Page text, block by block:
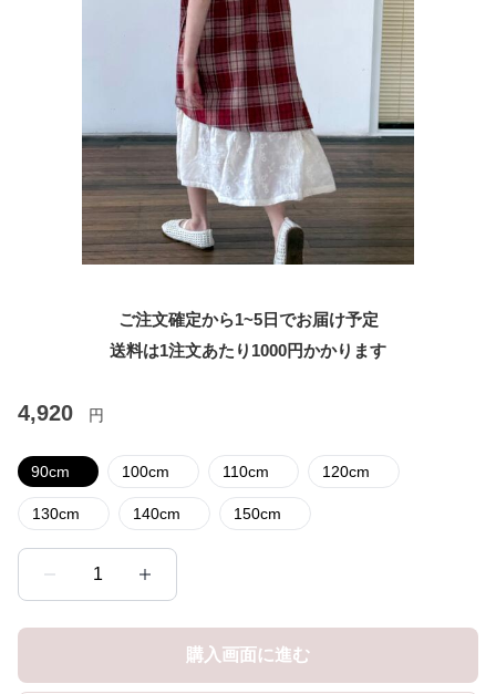
ご注文確定から1~5日でお届け予定
送料は1注文あたり 1000円かかります
4,920 円
90cm 100cm 110cm 120cm
130cm 140cm 150cm
1
購入画面に進む